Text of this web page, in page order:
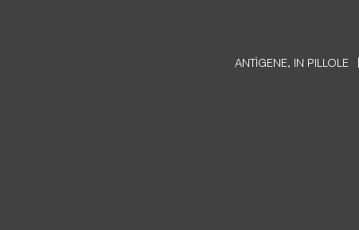
ANTÌGENE, IN PILLOLE